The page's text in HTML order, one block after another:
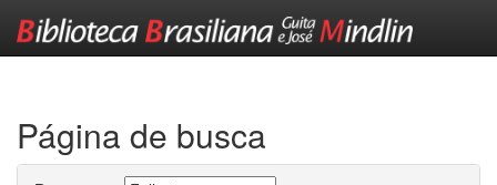
Página de busca